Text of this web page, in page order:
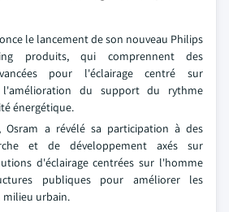
le lancement de son nouveau Philips
produits, qui comprennent des
pour l'éclairage centré sur
l'amélioration du support du rythme
énergétique.
Osram a révélé sa participation à des
et de développement axés sur
d'éclairage centrées sur l'homme
publiques pour améliorer les
milieu urbain.